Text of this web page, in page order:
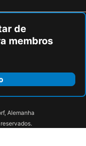
de
membros
Alemanha